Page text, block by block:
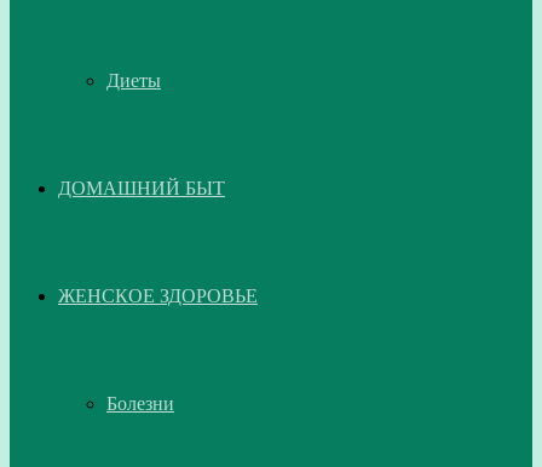
Диеты
ДОМАШНИЙ БЫТ
ЖЕНСКОЕ ЗДОРОВЬЕ
Болезни